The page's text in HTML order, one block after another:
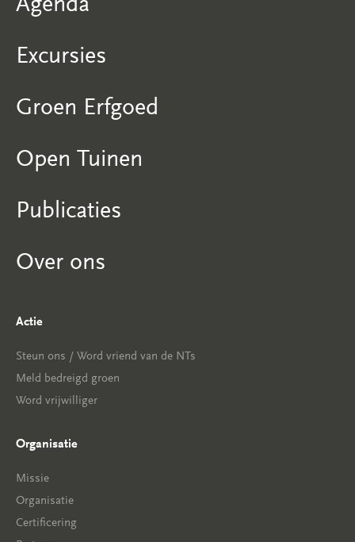
Excursies
Groen Erfgoed
Open Tuinen
Publicaties
Over ons
Actie
Steun ons / Word vriend van de NTs
Meld bedreigd groen
Word vrijwilliger
Organisatie
Missie
Organisatie
Certificering